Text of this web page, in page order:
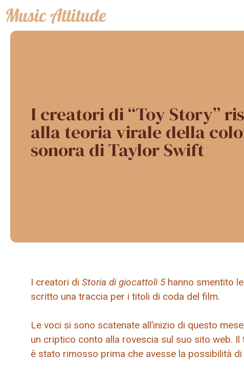
Vai
al
contenuto
I creatori di “Toy Story”
alla teoria virale della
sonora di Taylor Swift
I creatori di Storia di giocattoli 5hanno smentito
scritto una traccia per i titoli di coda del film.
Le voci si sono scatenate all’inizio di questo
un criptico conto alla rovescia sul suo sito web.
è stato rimosso prima che avesse la possibilità